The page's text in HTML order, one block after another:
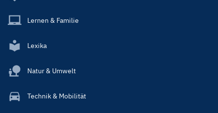
Lernen & Familie
Lexika
Natur & Umwelt
Technik & Mobilität